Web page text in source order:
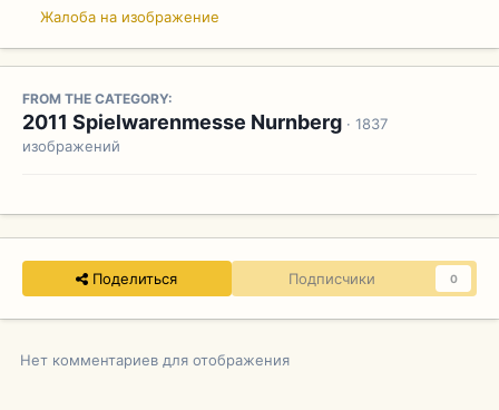
Жалоба на изображение
FROM THE CATEGORY:
2011 Spielwarenmesse Nurnberg · 1837
изображений
Поделиться Подписчики 0
Нет комментариев для отображения